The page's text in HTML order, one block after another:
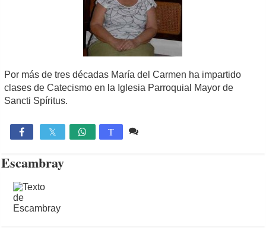
Por más de tres décadas Marí­a del Carmen ha impartido
clases de Catecismo en la Iglesia Parroquial Mayor de
Sancti Spíritus.
 T
Escambray